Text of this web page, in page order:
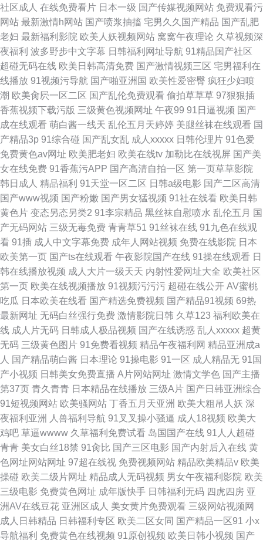
社区成人 在线免费看片 日本一级 国产传媒视频网站 免费观看污
网站 最新激情h网站 国产喷浆抽搐 宅男久久国产精品 国产乱肥
老妇 最新福利影院 欧美人妖视频网站 窝窝午夜理论 久草视频深
夜福利 波多野步中文字幕 日韩福利网址导航 91精品国产社区
超碰无码在线 欧美日韩高清免费 国产激情视频三区 宅男福利在
线播放 91视频污导航 国产啪亚洲国 欧美性爱密臀 疯狂少妇喷
潮 欧美肏屄一区二区 国产乱伦免费观看 偷拍草草草 97狠狠插
香蕉视频下载污版 三级黄色视频网址 午夜99 91日逼视频 国产
成在线观看 萌白酱一线天 乱伦五月天婷婷 美腿丝袜在线观看 国
产精品3p 91综合碰 国产乱女乱 成人xxxxx 日韩伦理片 91色爱
免费黄色av网址 欧美肥老妇 欧美在线tv 加勒比在线视屏 国产美
女在线免费 91香蕉污APP 国产高清自拍一区 第一页草草影院
韩日成人 精品福利 91天堂一区二区 日韩a级电影 国产二区高清
国产www视频 国产粉嫩 国产男女猛视频 91社在线看 欧美日韩
黄色片 变态另态另类2 91李宗精品 黑丝袜自慰喷水 乱伦五月 国
产无码网站 三级无毒免费 青青草51 91丝袜在线 91九色在线观
看 91插 成人中文字幕免费 成年人网站视频 免费在线影院 日本
欧美第一页 国产ts在线观看 午夜影院国产在线 91操在线观看 日
韩在线播放视频 成人大片一级天天 内射性爱网址大全 欧美社区
第一页 欧美在线视频播放 91视频污污污 超碰在线公开 AV蜜桃
吃瓜 日本欧美在线看 国产精选免费视频 国产精品91视频 69热
最新网址 无码白丝强行免费 激情影院日韩 久草123 福利欧美在
线 成人片无码 日韩成人极品视频 国产在线诱惑 乱人xxxxx 超黄
无码 三级黄色图片 91免费看视频 精品午夜福利网 精品亚洲成a
人 国产精品萌白酱 日本理论 91操电影 91一区 成人精品无 91国
产小视频 日韩美女免费直播 A片网站网址 激情文学色 国产主播
第37页 青久青青 日本精品在线播放 三级A片 国产日韩亚洲综合
91短视频网站 欧美骚网站 丁香五月天亚洲 欧美大粗吊人妖 深
夜福利亚洲
人兽福利导航 91叉叉操小骚逼 成人18视频 欧美大
鸡吧 草逼wwww 久草福利免费试看 岛国国产在线 91人人超碰
青青 美女白丝18禁 91肏比 国产三区电影 国产内射后入在线 黄
色网址网站网址 97超在线视 免费视频网站 精品欧美精品v 欧美
操碰 欧美二级片网址 精品成人无码视频 男女午夜福利影院 欧美
三级电影 免费黄色网址 成年版快手 日韩福利无码 四虎四房 亚
洲AV在线豆花 亚洲区成人 美女黄片免费观看 三级网站视频网
成人日韩精品 日韩福利专区 欧美二区女同 国产精品一区91 小x
导航福利 免费黄色在线视频 91原创视频 欧美日韩小视频 国产